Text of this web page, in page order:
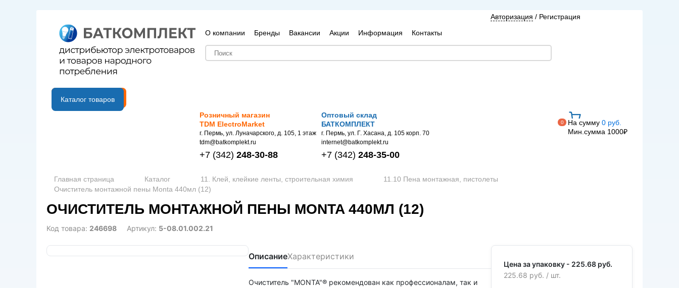
О компании Бренды Вакансии Акции Информация Контакты
Авторизация / Регистрация
B2B портал
Каталог товаров
Розничный магазин
TDM ElectroMarket
г. Пермь, ул. Луначарского, д. 105, 1 этаж
tdm@batkomplekt.ru
+7 (342) 248-30-88
Оптовый склад
БАТКОМПЛЕКТ
г. Пермь, ул. Г. Хасана, д. 105 корп. 70
internet@batkomplekt.ru
+7 (342) 248-35-00
0 На сумму 0 руб.
Мин.сумма 1000₽
Главная страница Каталог 11. Клей, клейкие ленты, строительная химия
11.10 Пена монтажная, пистолеты
Очиститель монтажной пены Monta 440мл (12)
ОЧИСТИТЕЛЬ МОНТАЖНОЙ ПЕНЫ MONTA 440МЛ (12)
Код товара: 246698 Артикул: 5-08.01.002.21
ОписаниеХарактеристики
Очиститель "MONTA"® рекомендован как профессионалам, так и
Цена за упаковку - 225.68 руб.
225.68 руб. / шт.